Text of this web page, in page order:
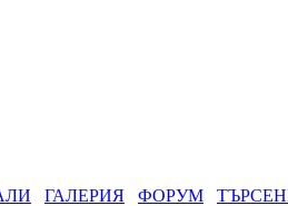
ГАЛЕРИЯ ФОРУМ